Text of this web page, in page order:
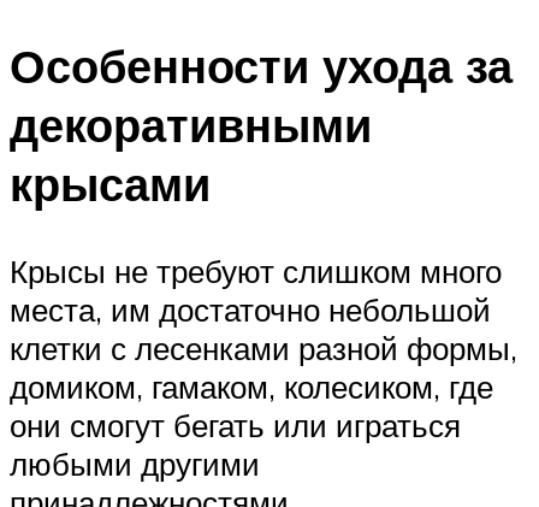
Особенности ухода за
декоративными
крысами
Крысы не требуют слишком много
места, им достаточно небольшой
клетки с лесенками разной формы,
домиком, гамаком, колесиком, где
они смогут бегать или играться
любыми другими